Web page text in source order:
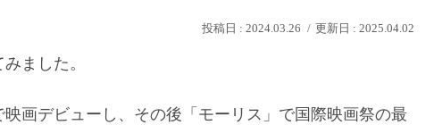
2024.03.26 2025.04.02
ました。
画デビューし、その後「モーリス」で国際映画祭の最